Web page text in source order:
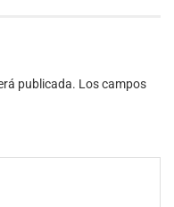
publicada. Los campos